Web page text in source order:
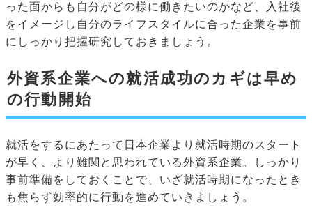
った面からも自分がどの様に働きたいのかなど、入社後
をイメージし自分のライフスタイルに合った企業を事前
にしっかり把握研究しておきましょう。
外資系企業への就活成功のカギは早め
の行動開始
就活をするにあたって日本企業より就活時期のスタート
が早く、より難関と思われている外資系企業。しっかり
事前準備をしておくことで、いざ就活時期になったとき
も焦らず効率的に行動を進めていきましょう。